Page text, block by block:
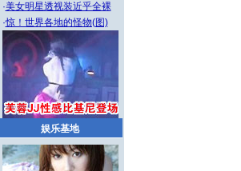
·美女明星透视装近乎全裸
·惊！世界各地的怪物(图)
娱乐基地